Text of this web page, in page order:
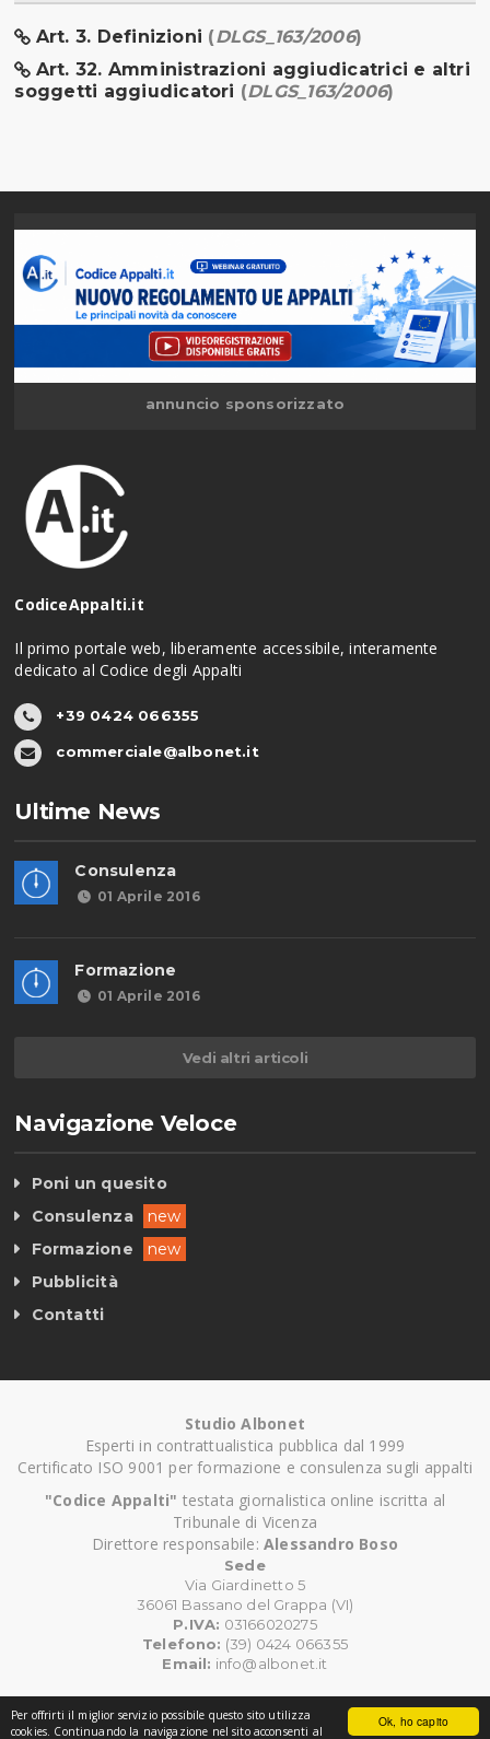
Ok, ho capito
Per offrirti il miglior servizio possibile questo sito utilizza
cookies. Continuando la navigazione nel sito acconsenti al
Art. 3. Definizioni (DLGS_163/2006)
Art. 32. Amministrazioni aggiudicatrici e altri
soggetti aggiudicatori (DLGS_163/2006)
annuncio sponsorizzato
CodiceAppalti.it
Il primo portale web, liberamente accessibile, interamente
dedicato al Codice degli Appalti
+39 0424 066355
commerciale@albonet.it
Ultime News
Consulenza
01 Aprile 2016
Formazione
01 Aprile 2016
Vedi altri articoli
Navigazione Veloce
Poni un quesito
Consulenza
new
Formazione
new
Pubblicità
Contatti
Studio Albonet
Esperti in contrattualistica pubblica dal 1999
Certificato ISO 9001 per formazione e consulenza sugli appalti
"Codice Appalti" testata giornalistica online iscritta al
Tribunale di Vicenza
Direttore responsabile: Alessandro Boso
Sede
Via Giardinetto 5
36061 Bassano del Grappa (VI)
P.IVA: 03166020275
Telefono: (39) 0424 066355
Email: info@albonet.it
©Copyright CodiceAppalti.it. Tutti i diritti riservati.